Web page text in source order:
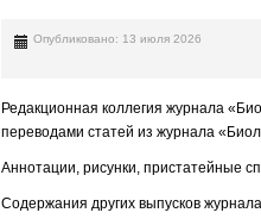
Опубликовано: 13 июля 2026
Редакционная коллегия журнала
переводами статей из журнала
Аннотации, рисунки, пристатейные
Содержания других выпусков